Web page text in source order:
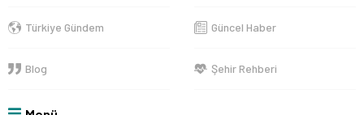
Türkiye Gündem Güncel Haber
Blog Şehir Rehberi